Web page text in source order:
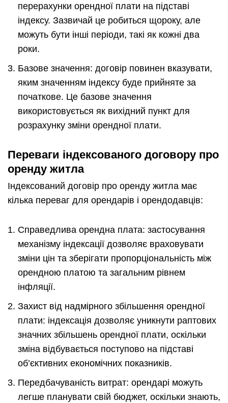
перерахунки орендної плати на підставі
індексу. Зазвичай це робиться щороку, але
можуть бути інші періоди, такі як кожні два
роки.
Базове значення: договір повинен вказувати,
яким значенням індексу буде прийняте за
початкове. Це базове значення
використовується як вихідний пункт для
розрахунку зміни орендної плати.
Переваги індексованого договору про
оренду житла
Індексований договір про оренду житла має
кілька переваг для орендарів і орендодавців:
Справедлива орендна плата: застосування
механізму індексації дозволяє враховувати
зміни цін та зберігати пропорціональність між
орендною платою та загальним рівнем
інфляції.
Захист від надмірного збільшення орендної
плати: індексація дозволяє уникнути раптових
значних збільшень орендної плати, оскільки
зміна відбувається поступово на підставі
об’єктивних економічних показників.
Передбачуваність витрат: орендарі можуть
легше планувати свій бюджет, оскільки знають,